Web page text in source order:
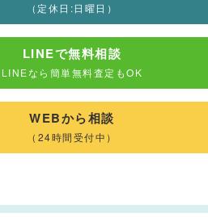
（定休日:日曜日）
LINEで無料相談
LINEなら簡単無料査定もOK
WEBから相談
（24時間受付中）